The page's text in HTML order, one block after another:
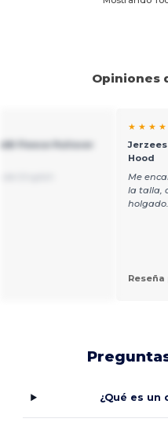
Opiniones
Fleece Pullover
★ ★ ★ ★
Hood
Me
la talla,
holgado.
Reseña
¿Qué es un